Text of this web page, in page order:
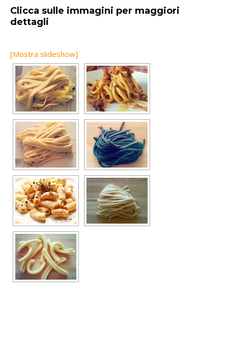
Clicca sulle immagini per maggiori
dettagli
[Mostra slideshow]